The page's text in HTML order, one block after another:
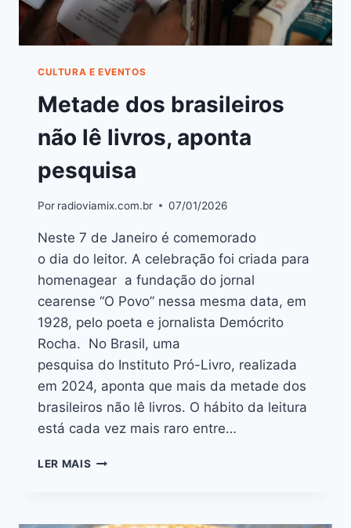
CULTURA E EVENTOS
Metade dos brasileiros
não lê livros, aponta
pesquisa
Por radioviamix.com.br 07/01/2026
Neste 7 de Janeiro é comemorado
o dia do leitor. A celebração foi criada para
homenagear a fundação do jornal
cearense “O Povo” nessa mesma data, em
1928, pelo poeta e jornalista Demócrito
Rocha. No Brasil, uma
pesquisa do Instituto Pró-Livro, realizada
em 2024, aponta que mais da metade dos
brasileiros não lê livros. O hábito da leitura
está cada vez mais raro entre…
LER MAIS